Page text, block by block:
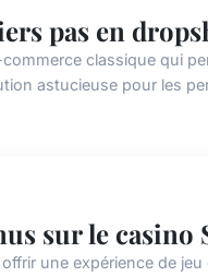
pas en
classique qui
astucieuse pour les
sur le casino
une expérience de